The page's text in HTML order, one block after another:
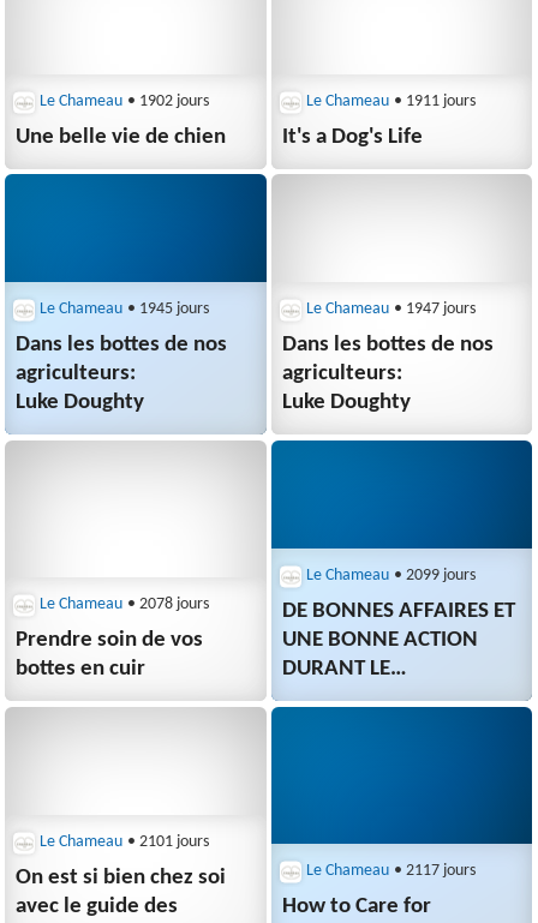
Le Chameau • 1902 jours
Une belle vie de chien
Le Chameau • 1911 jours
It's a Dog's Life
Le Chameau • 1945 jours
Dans les bottes de nos
agriculteurs:
Luke Doughty
Le Chameau • 1947 jours
Dans les bottes de nos
agriculteurs​:
Luke Doughty
Le Chameau • 2078 jours
Prendre soin de vos
bottes en cuir
Le Chameau • 2099 jours
DE BONNES AFFAIRES ET
UNE BONNE ACTION
DURANT LE
BLACK FRIDAY
Le Chameau • 2101 jours
On est si bien chez soi
avec le guide des
Le Chameau • 2117 jours
How to Care for